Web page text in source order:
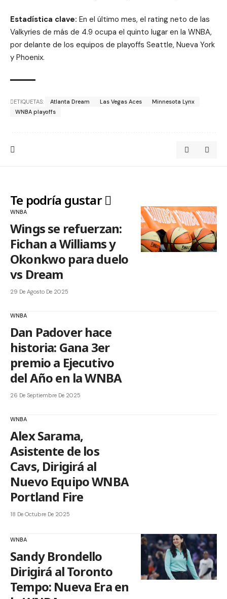
Estadística clave: En el último mes, el rating neto de las
Valkyries de más de 4.9 ocupa el quinto lugar en la WNBA,
por delante de los equipos de playoffs Seattle, Nueva York
y Phoenix.
ETIQUETAS: Atlanta Dream Las Vegas Aces
Minnesota Lynx
WNBA playoffs
Te podría gustar
WNBA
Wings se refuerzan:
Fichan a Williams y
Okonkwo para duelo
vs Dream
29 De Agosto De 2025
WNBA
Dan Padover hace
historia: Gana 3er
premio a Ejecutivo
del Año en la WNBA
26 De Septiembre De 2025
WNBA
Alex Sarama,
Asistente de los
Cavs, Dirigirá al
Nuevo Equipo WNBA
Portland Fire
18 De Octubre De 2025
WNBA
Sandy Brondello
Dirigirá al Toronto
Tempo: Nueva Era en